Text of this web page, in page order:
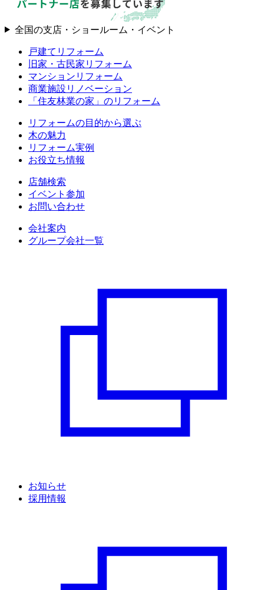
全国の支店・ショールーム・イベント
戸建てリフォーム
旧家・古民家リフォーム
マンションリフォーム
商業施設リノベーション
「住友林業の家」のリフォーム
リフォームの目的から選ぶ
木の魅力
リフォーム実例
お役立ち情報
店舗検索
イベント参加
お問い合わせ
会社案内
グループ会社一覧
お知らせ
採用情報